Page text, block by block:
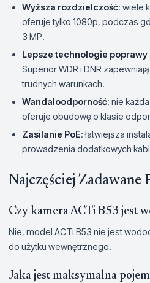
Wyższa rozdzielczość: wiele
oferuje tylko 1080p, podczas
3 MP.
Lepsze technologie poprawy
Superior WDR i DNR
trudnych warunkach.
Wandaloodporność: nie
oferuje obudowę o klasie
Zasilanie PoE: łatwiejsza
prowadzenia dodatkowych
Najczęściej Zadawane
Czy kamera ACTi B53 jest
Nie, model ACTi B53 nie jest
do użytku wewnętrznego.
Jaka jest maksymalna